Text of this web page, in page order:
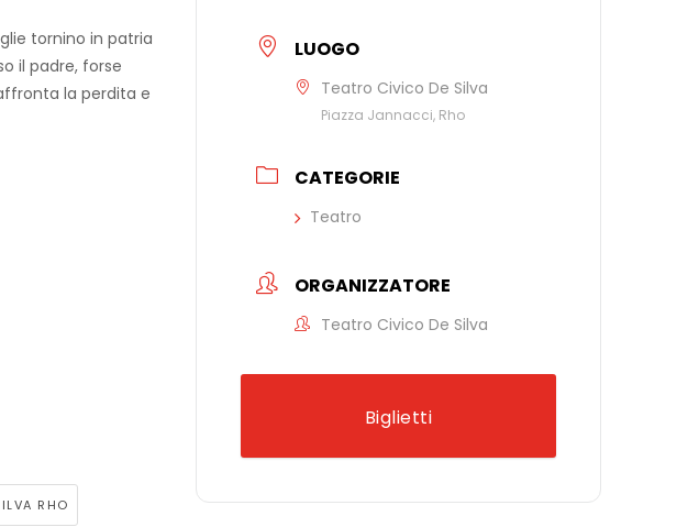
tornino in patria
il padre, forse
la perdita e
RHO
LUOGO
Teatro Civico De Silva
Piazza Jannacci, Rho
CATEGORIE
Teatro
ORGANIZZATORE
Teatro Civico De Silva
Biglietti